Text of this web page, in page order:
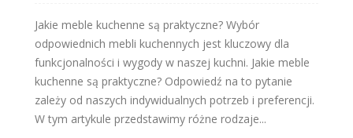
Jakie meble kuchenne są praktyczne? Wybór
odpowiednich mebli kuchennych jest kluczowy dla
funkcjonalności i wygody w naszej kuchni. Jakie meble
kuchenne są praktyczne? Odpowiedź na to pytanie
zależy od naszych indywidualnych potrzeb i preferencji.
W tym artykule przedstawimy różne rodzaje...